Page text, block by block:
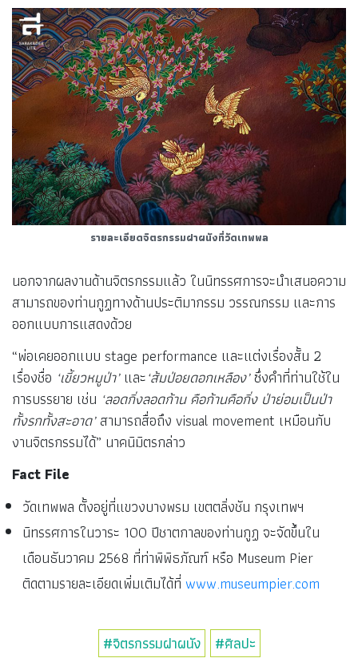
รายละเอียดจิตรกรรมฝาผนังที่วัดเทพพล
นอกจากผลงานด้านจิตรกรรมแล้ว ในนิทรรศการจะนำเสนอความ
สามารถของท่านกูฏทางด้านประติมากรรม วรรณกรรม และการ
ออกแบบการแสดงด้วย
“พ่อเคยออกแบบ stage performance และแต่งเรื่องสั้น 2
เรื่องชื่อ ‘เขี้ยวหมูป่า’และ‘ส้มป่อยดอกเหลือง’ซึ่งคำที่ท่านใช้ใน
การบรรยาย เช่น ‘ลอดกิ่งลอดก้าน คือก้านคือกิ่ง ป่าย่อมเป็นป่า
ทั้งรกทั้งสะอาด’สามารถสื่อถึง visual movement เหมือนกับ
งานจิตรกรรมได้” นาคนิมิตรกล่าว
Fact File
วัดเทพพล ตั้งอยู่ที่แขวงบางพรม เขตตลิ่งชัน กรุงเทพฯ
นิทรรศการในวาระ 100 ปีชาตกาลของท่านกูฏ จะจัดขึ้นใน
เดือนธันวาคม 2568 ที่ท่าพิพิธภัณฑ์ หรือ Museum Pier
ติดตามรายละเอียดเพิ่มเติมได้ที่ www.museumpier.com
#จิตรกรรมฝาผนัง #ศิลปะ